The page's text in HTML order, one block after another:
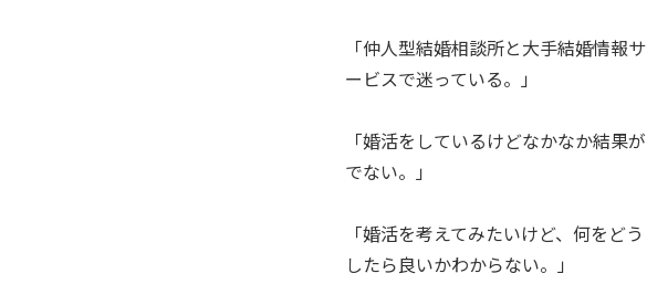
「仲人型結婚相談所と大手結婚情報サ
ービスで迷っている。」
「婚活をしているけどなかなか結果が
でない。」
「婚活を考えてみたいけど、何をどう
したら良いかわからない。」